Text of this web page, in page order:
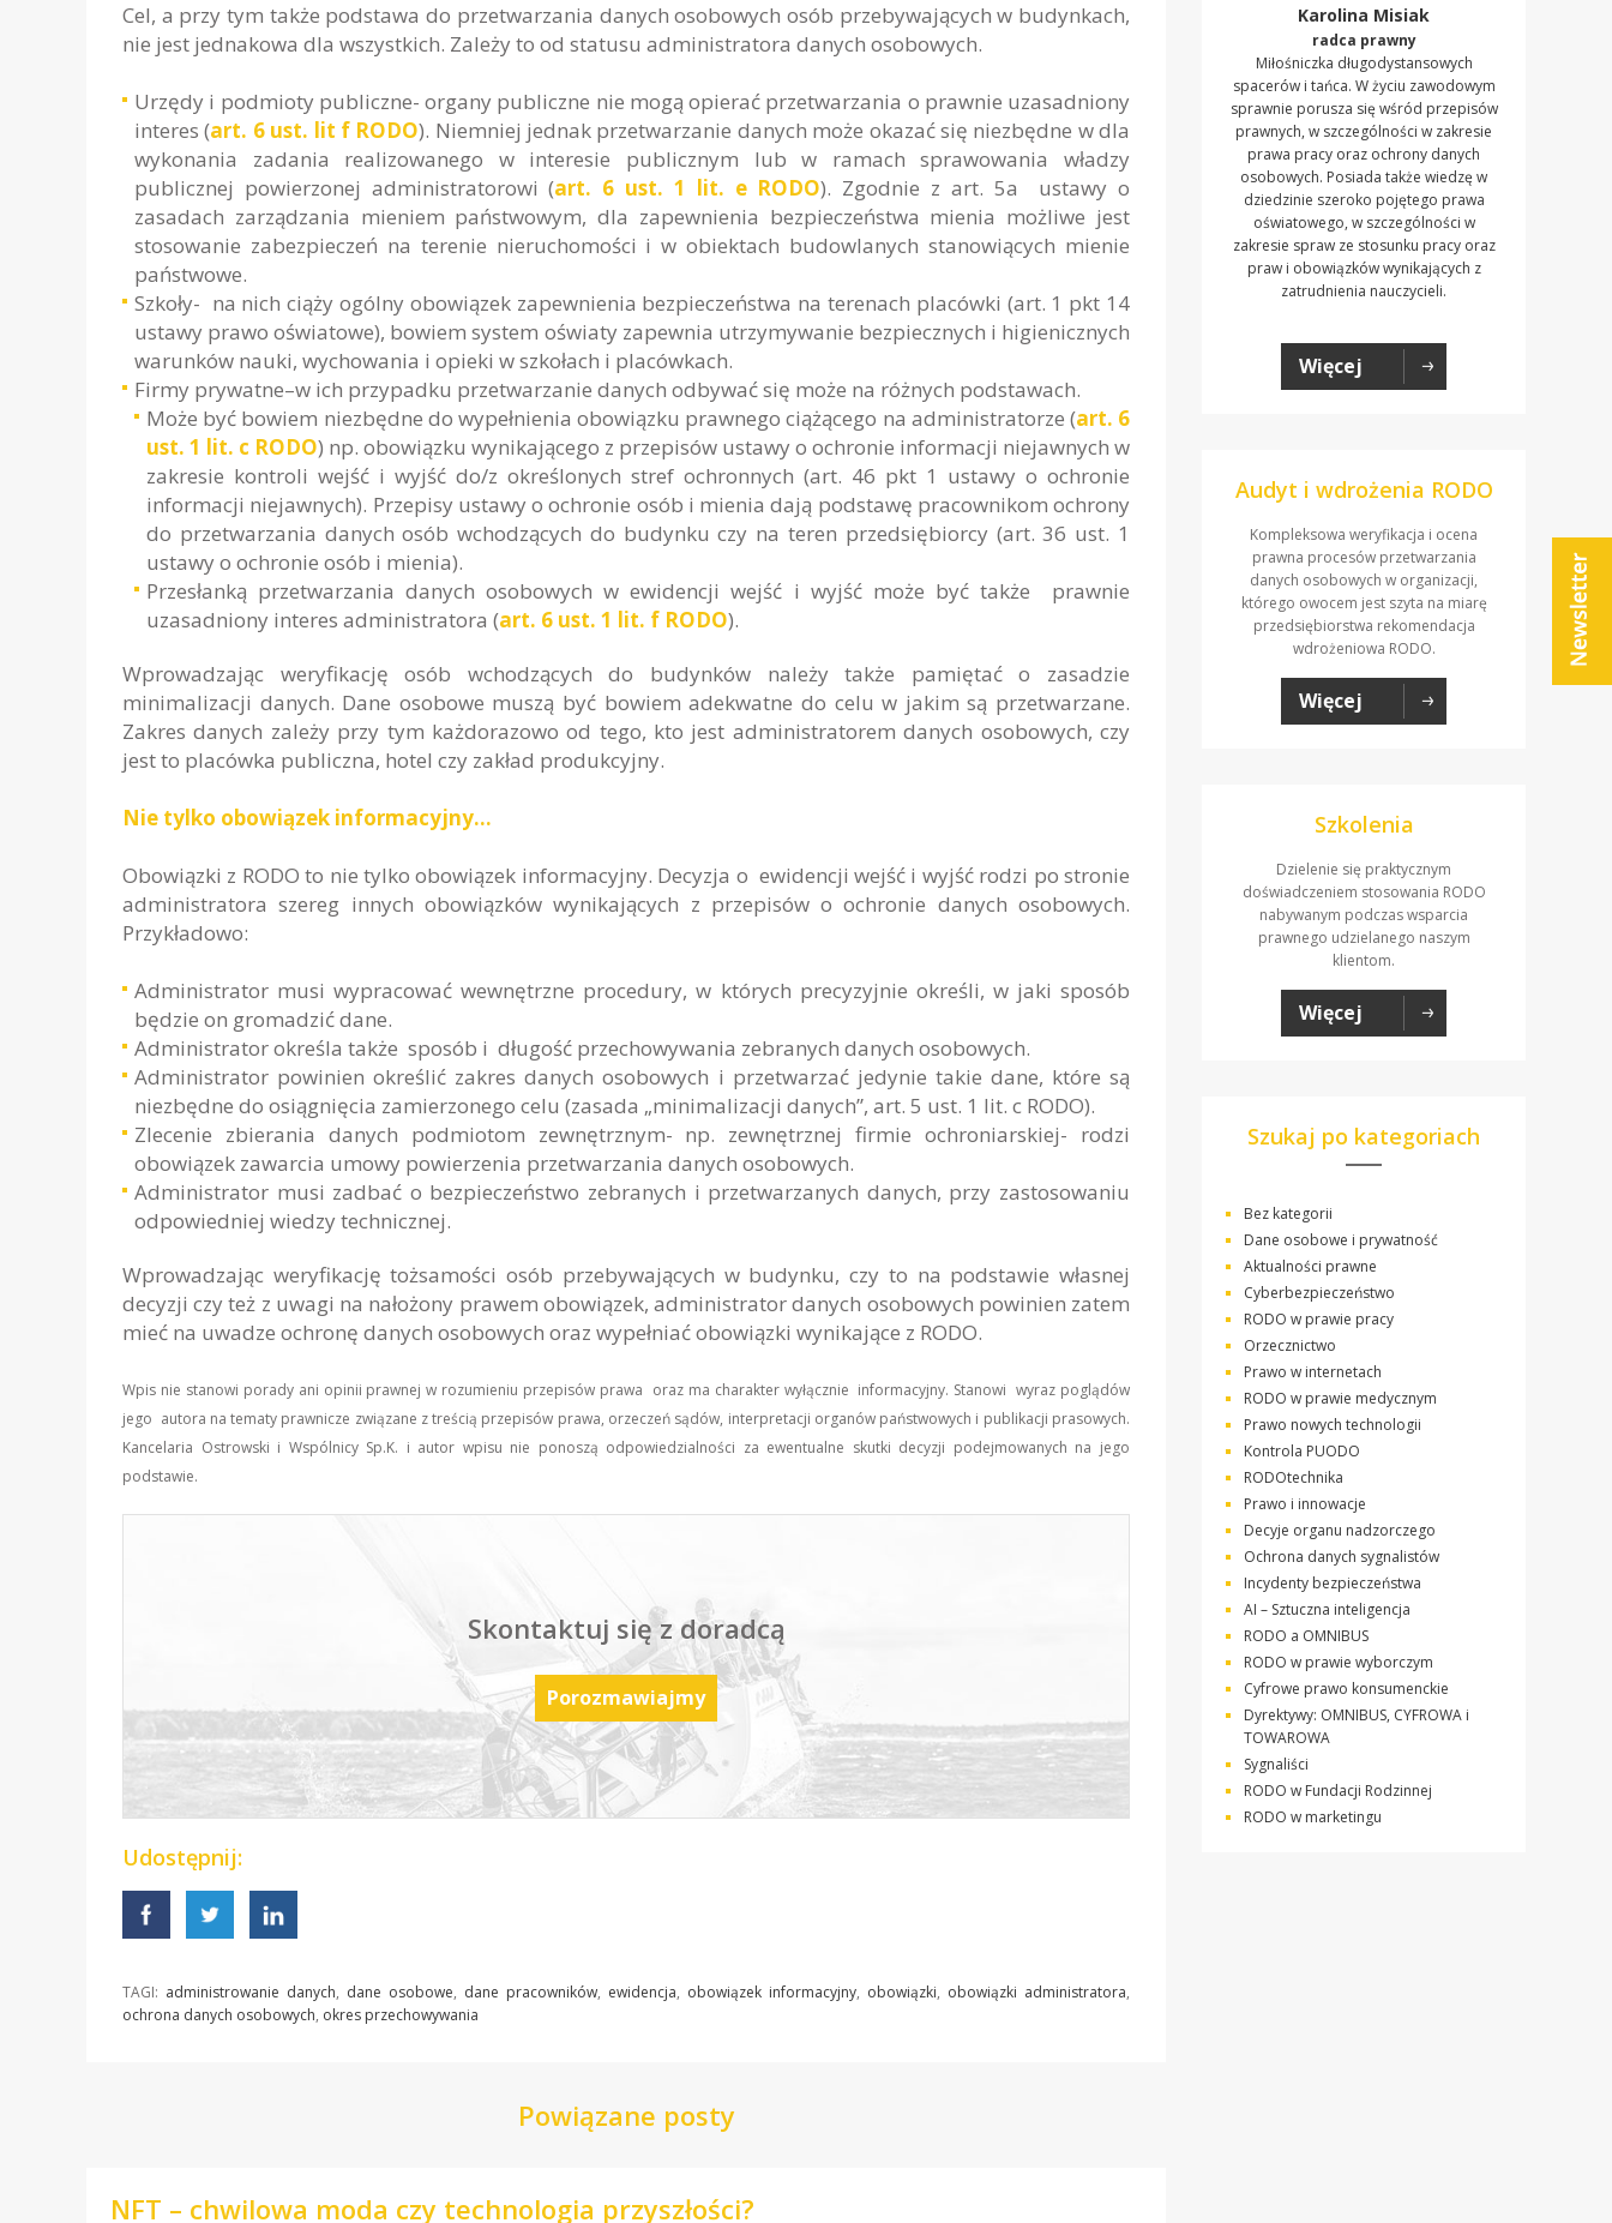
Cel, a przy tym także podstawa do przetwarzania danych osobowych osób przebywających w budynkach,
nie jest jednakowa dla wszystkich. Zależy to od statusu administratora danych osobowych.
Urzędy i podmioty publiczne- organy publiczne nie mogą opierać przetwarzania o prawnie uzasadniony
interes (art. 6 ust. lit f RODO). Niemniej jednak przetwarzanie danych może okazać się niezbędne w dla
wykonania zadania realizowanego w interesie publicznym lub w ramach sprawowania władzy
publicznej powierzonej administratorowi (art. 6 ust. 1 lit. e RODO). Zgodnie z art. 5a ustawy o
zasadach zarządzania mieniem państwowym, dla zapewnienia bezpieczeństwa mienia możliwe jest
stosowanie zabezpieczeń na terenie nieruchomości i w obiektach budowlanych stanowiących mienie
państwowe.
Szkoły- na nich ciąży ogólny obowiązek zapewnienia bezpieczeństwa na terenach placówki (art. 1 pkt 14
ustawy prawo oświatowe), bowiem system oświaty zapewnia utrzymywanie bezpiecznych i higienicznych
warunków nauki, wychowania i opieki w szkołach i placówkach.
Firmy prywatne–w ich przypadku przetwarzanie danych odbywać się może na różnych podstawach.
Może być bowiem niezbędne do wypełnienia obowiązku prawnego ciążącego na administratorze (art. 6
ust. 1 lit. c RODO) np. obowiązku wynikającego z przepisów ustawy o ochronie informacji niejawnych w
zakresie kontroli wejść i wyjść do/z określonych stref ochronnych (art. 46 pkt 1 ustawy o ochronie
informacji niejawnych). Przepisy ustawy o ochronie osób i mienia dają podstawę pracownikom ochrony
do przetwarzania danych osób wchodzących do budynku czy na teren przedsiębiorcy (art. 36 ust. 1
ustawy o ochronie osób i mienia).
Przesłanką przetwarzania danych osobowych w ewidencji wejść i wyjść może być także prawnie
uzasadniony interes administratora (art. 6 ust. 1 lit. f RODO).
Wprowadzając weryfikację osób wchodzących do budynków należy także pamiętać o zasadzie
minimalizacji danych. Dane osobowe muszą być bowiem adekwatne do celu w jakim są przetwarzane.
Zakres danych zależy przy tym każdorazowo od tego, kto jest administratorem danych osobowych, czy
jest to placówka publiczna, hotel czy zakład produkcyjny.
Nie tylko obowiązek informacyjny…
Obowiązki z RODO to nie tylko obowiązek informacyjny. Decyzja o ewidencji wejść i wyjść rodzi po stronie
administratora szereg innych obowiązków wynikających z przepisów o ochronie danych osobowych.
Przykładowo:
Administrator musi wypracować wewnętrzne procedury, w których precyzyjnie określi, w jaki sposób
będzie on gromadzić dane.
Administrator określa także sposób i długość przechowywania zebranych danych osobowych.
Administrator powinien określić zakres danych osobowych i przetwarzać jedynie takie dane, które są
niezbędne do osiągnięcia zamierzonego celu (zasada „minimalizacji danych”, art. 5 ust. 1 lit. c RODO).
Zlecenie zbierania danych podmiotom zewnętrznym- np. zewnętrznej firmie ochroniarskiej- rodzi
obowiązek zawarcia umowy powierzenia przetwarzania danych osobowych.
Administrator musi zadbać o bezpieczeństwo zebranych i przetwarzanych danych, przy zastosowaniu
odpowiedniej wiedzy technicznej.
Wprowadzając weryfikację tożsamości osób przebywających w budynku, czy to na podstawie własnej
decyzji czy też z uwagi na nałożony prawem obowiązek, administrator danych osobowych powinien zatem
mieć na uwadze ochronę danych osobowych oraz wypełniać obowiązki wynikające z RODO.
Wpis nie stanowi porady ani opinii prawnej w rozumieniu przepisów prawa oraz ma charakter wyłącznie informacyjny. Stanowi wyraz poglądów
jego autora na tematy prawnicze związane z treścią przepisów prawa, orzeczeń sądów, interpretacji organów państwowych i publikacji prasowych.
Kancelaria Ostrowski i Wspólnicy Sp.K. i autor wpisu nie ponoszą odpowiedzialności za ewentualne skutki decyzji podejmowanych na jego
podstawie.
Skontaktuj się z doradcą
Porozmawiajmy
Udostępnij:
TAGI: administrowanie danych, dane osobowe, dane pracowników, ewidencja, obowiązek informacyjny, obowiązki, obowiązki administratora,
ochrona danych osobowych, okres przechowywania
Powiązane posty
NFT – chwilowa moda czy technologia przyszłości?
Karolina Misiak
radca prawny
Miłośniczka długodystansowych
spacerów i tańca. W życiu zawodowym
sprawnie porusza się wśród przepisów
prawnych, w szczególności w zakresie
prawa pracy oraz ochrony danych
osobowych. Posiada także wiedzę w
dziedzinie szeroko pojętego prawa
oświatowego, w szczególności w
zakresie spraw ze stosunku pracy oraz
praw i obowiązków wynikających z
zatrudnienia nauczycieli.
Więcej
Audyt i wdrożenia RODO
Kompleksowa weryfikacja i ocena
prawna procesów przetwarzania
danych osobowych w organizacji,
którego owocem jest szyta na miarę
przedsiębiorstwa rekomendacja
wdrożeniowa RODO.
Więcej
Szkolenia
Dzielenie się praktycznym
doświadczeniem stosowania RODO
nabywanym podczas wsparcia
prawnego udzielanego naszym
klientom.
Więcej
Szukaj po kategoriach
Bez kategorii
Dane osobowe i prywatność
Aktualności prawne
Cyberbezpieczeństwo
RODO w prawie pracy
Orzecznictwo
Prawo w internetach
RODO w prawie medycznym
Prawo nowych technologii
Kontrola PUODO
RODOtechnika
Prawo i innowacje
Decyje organu nadzorczego
Ochrona danych sygnalistów
Incydenty bezpieczeństwa
AI – Sztuczna inteligencja
RODO a OMNIBUS
RODO w prawie wyborczym
Cyfrowe prawo konsumenckie
Dyrektywy: OMNIBUS, CYFROWA i
TOWAROWA
Sygnaliści
RODO w Fundacji Rodzinnej
RODO w marketingu